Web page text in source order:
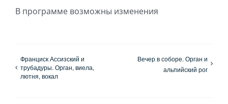
В программе возможны изменения
Франциск Ассизский и
трубадуры. Орган, виела,
лютня, вокал
Вечер в соборе. Орган и
альпийский рог